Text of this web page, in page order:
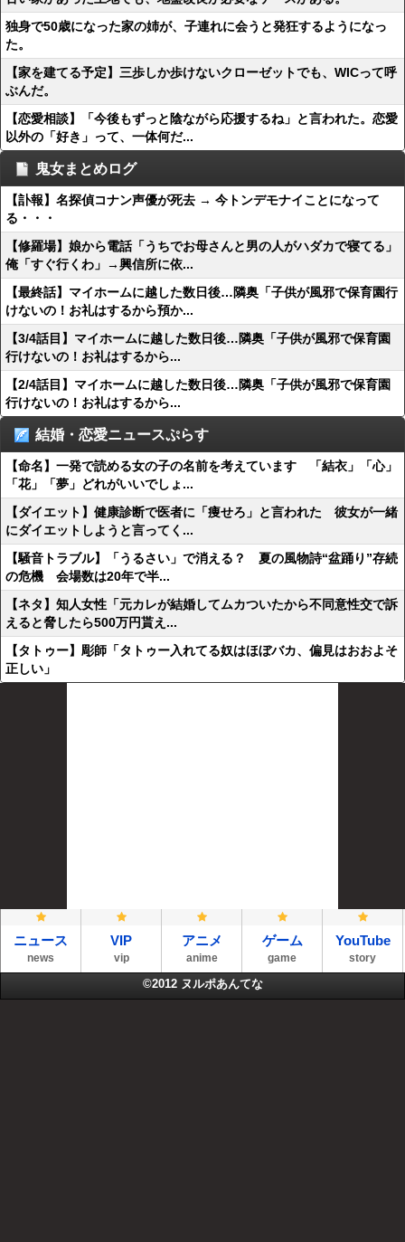
独身で50歳になった家の姉が、子連れに会うと発狂するようになっ
た。
【家を建てる予定】三歩しか歩けないクローゼットでも、WICって呼
ぶんだ。
【恋愛相談】「今後もずっと陰ながら応援するね」と言われた。恋愛
以外の「好き」って、一体何だ...
鬼女まとめログ
【訃報】名探偵コナン声優が死去 → 今トンデモナイことになって
る・・・
【修羅場】娘から電話「うちでお母さんと男の人がハダカで寝てる」
俺「すぐ行くわ」→興信所に依...
【最終話】マイホームに越した数日後…隣奥「子供が風邪で保育園行
けないの！お礼はするから預か...
【3/4話目】マイホームに越した数日後…隣奥「子供が風邪で保育園
行けないの！お礼はするから...
【2/4話目】マイホームに越した数日後…隣奥「子供が風邪で保育園
行けないの！お礼はするから...
結婚・恋愛ニュースぷらす
【命名】一発で読める女の子の名前を考えています 「結衣」「心」
「花」「夢」どれがいいでしょ...
【ダイエット】健康診断で医者に「痩せろ」と言われた 彼女が一緒
にダイエットしようと言ってく...
【騒音トラブル】「うるさい」で消える？ 夏の風物詩“盆踊り”存続
の危機 会場数は20年で半...
【ネタ】知人女性「元カレが結婚してムカついたから不同意性交で訴
えると脅したら500万円貰え...
【タトゥー】彫師「タトゥー入れてる奴はほぼバカ、偏見はおおよそ
正しい」
ニュース
news
VIP
vip
アニメ
anime
ゲーム
game
YouTube
story
©2012 ヌルポあんてな